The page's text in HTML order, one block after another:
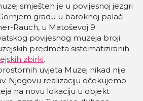
smješten je u povijesnoj jezgri
gradu u baroknoj palači
Rauch, u Matoševoj 9.
povijesnog muzeja broji
predmeta sistematiziranih
zbirki.
uvjeta Muzej nikad nije
Njegovu realizaciju očekujemo
na novu lokaciju u objekt